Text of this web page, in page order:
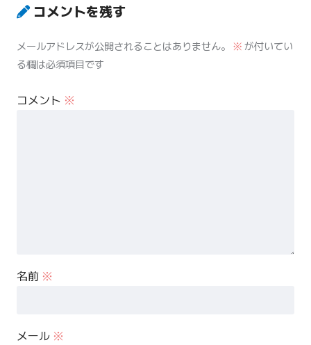
コメントを残す
メールアドレスが公開されることはありません。 ※が付いてい
る欄は必須項目です
コメント ※
名前 ※
メール ※